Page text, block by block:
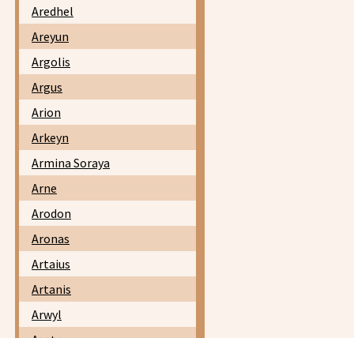
Aredhel
Areyun
Argolis
Argus
Arion
Arkeyn
Armina Soraya
Arne
Arodon
Aronas
Artaius
Artanis
Arwyl